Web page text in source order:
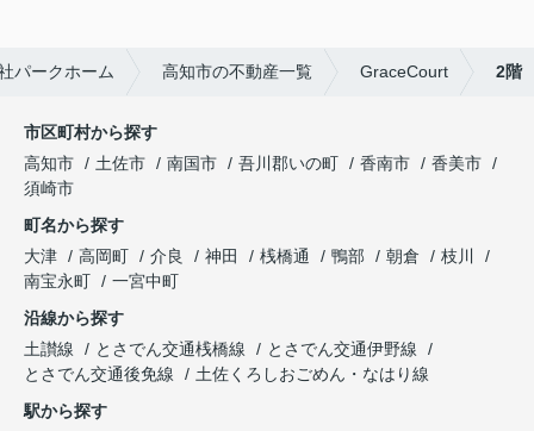
パークホーム 高知市の不動産一覧 GraceCourt 2階
市区町村から探す
高知市
土佐市 南国市 吾川郡いの町 香南市
香美市
須崎市
町名から探す
大津
高岡町 介良 神田 桟橋通 鴨部 朝倉
枝川
南宝永町
一宮中町
沿線から探す
土讃線
とさでん交通桟橋線
とさでん交通伊野線
とさでん交通後免線
土佐くろしおごめん・なはり線
駅から探す